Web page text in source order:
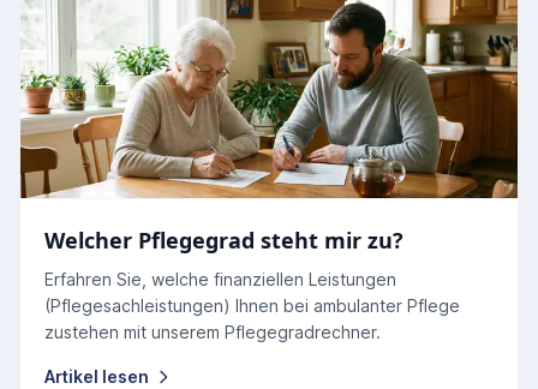
Welcher Pflegegrad steht mir zu?
Erfahren Sie, welche finanziellen Leistungen
(Pflegesachleistungen) Ihnen bei ambulanter Pflege
zustehen mit unserem Pflegegradrechner.
Artikel lesen